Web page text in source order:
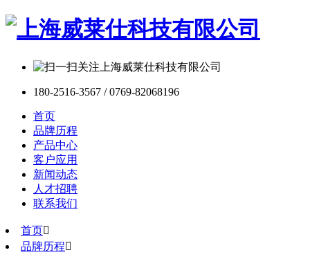
180-2516-3567 / 0769-82068196
首页
品牌历程
产品中心
客户应用
新闻动态
人才招聘
联系我们
首页
品牌历程